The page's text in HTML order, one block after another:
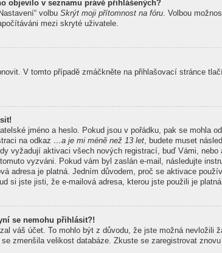
objevilo v seznamu právě přihlášených?
volbu Skrýt moji přítomnost na fóru . Volbou
mezi skryté uživatele.
V tomto případě zmáčkněte na přihlašovací stránce
jméno a heslo. Pokud jsou v pořádku, pak se mohla
na odkaz …a je mi méně než 13 let, budete muset
vyžadují aktivaci všech nových registrací, buď Vámi, nebo
vyzváni. Pokud vám byl zaslán e-mail, následujte
adresa je platná. Jedním důvodem, proč se aktivace
si jste jisti, že e-mailová adresa, kterou jste použili je
se nemohu přihlásit?!
váš účet. To mohlo být z důvodu, že jste možná nevložili
zmenšila velikost databáze. Zkuste se zaregistrovat